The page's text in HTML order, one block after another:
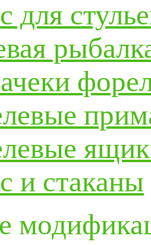
для
и стаканы